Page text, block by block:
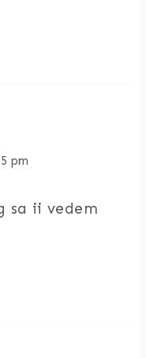
pm
sa ii vedem